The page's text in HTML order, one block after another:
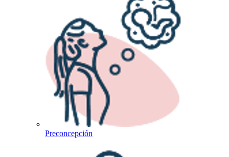
Preconcepción